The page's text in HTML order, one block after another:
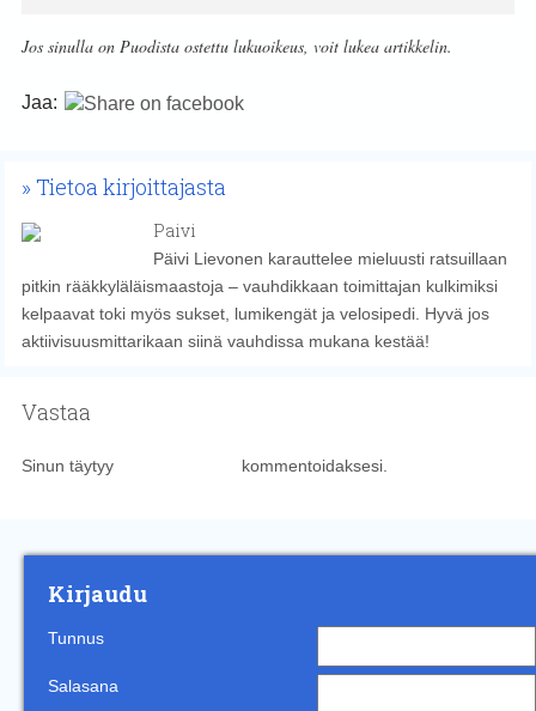
Jos sinulla on Puodista ostettu lukuoikeus, voit lukea artikkelin.
Jaa:
Tietoa kirjoittajasta
Paivi
Päivi Lievonen karauttelee mieluusti ratsuillaan
pitkin rääkkyläläismaastoja – vauhdikkaan toimittajan kulkimiksi
kelpaavat toki myös sukset, lumikengät ja velosipedi. Hyvä jos
aktiivisuusmittarikaan siinä vauhdissa mukana kestää!
Vastaa
Sinun täytyy kommentoidaksesi.
Kirjaudu
Tunnus
Salasana